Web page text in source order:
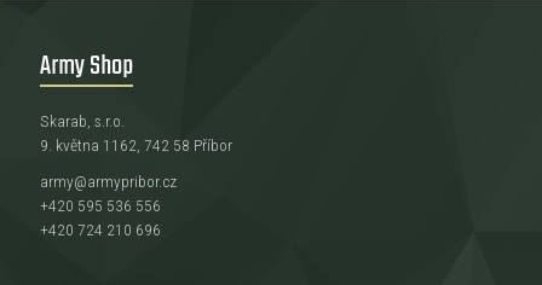
Army Shop
Skarab, s.r.o.
9. května 1162, 742 58 Příbor
army@armypribor.cz
+420 595 536 556
+420 724 210 696